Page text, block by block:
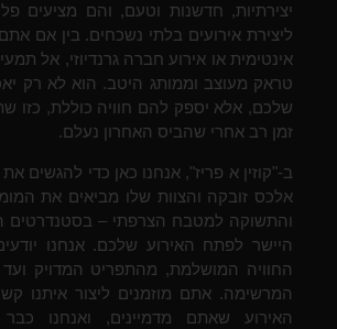
יצירתיות, חדשנות וטעם, והם מציעים
ליצירת אירועים בלתי נשכחים. בין אם
אינטימית או אירוע חברה גרנדיוזי, אל
טראק מעוצב וממותג היטב. הוא לא רק
שלכם, אלא יספק להם חוויה כוללת, כזו
זמן רב אחרי שהביס האחרון נעלם.
ב-"קוזין א פריז", אנחנו כאן כדי להגשים
אלכס זובקה והצוות שלו מביאים את
והתשוקה למטבח הצרפתי – בסטנדרטים
היישר לפתח האירוע שלכם. אנחנו
החוויה המושלמת, מהתפריט המדויק
המרשימה. אתם מוזמנים ליצור איתנו
האירוע שאתם מדמיינים, ואנחנו